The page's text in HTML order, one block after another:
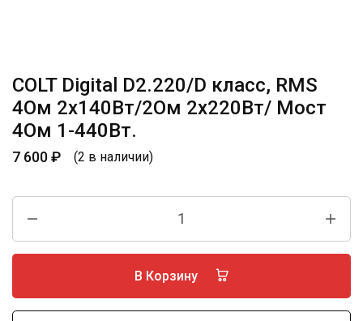
COLT Digital D2.220/D класс, RMS
4Ом 2х140Вт/2Ом 2х220Вт/ Мост
4Ом 1-440Вт.
7 600₽ (2 в наличии)
В Корзину